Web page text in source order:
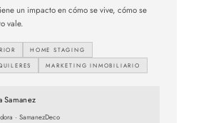
un impacto en cómo se vive, cómo se
vale.
HOME STAGING
MARKETING INMOBILIARIO
Samanez
· SamanezDeco